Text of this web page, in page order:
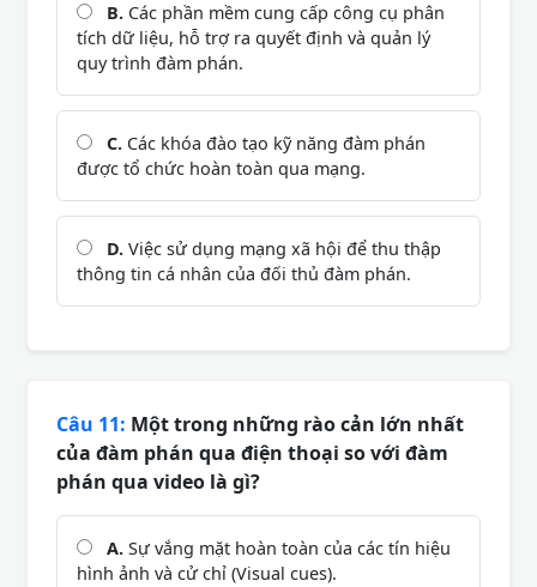
B. Các phần mềm cung cấp công cụ phân
tích dữ liệu, hỗ trợ ra quyết định và quản lý
quy trình đàm phán.
C. Các khóa đào tạo kỹ năng đàm phán
được tổ chức hoàn toàn qua mạng.
D. Việc sử dụng mạng xã hội để thu thập
thông tin cá nhân của đối thủ đàm phán.
Câu 11: Một trong những rào cản lớn nhất
của đàm phán qua điện thoại so với đàm
phán qua video là gì?
A. Sự vắng mặt hoàn toàn của các tín hiệu
hình ảnh và cử chỉ (Visual cues).